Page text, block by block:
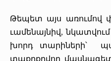
­Թե­պետ այս ա­ռու­մով
ւա­մե­նայ­նիվ,
խորդ տա­րի­նե­րի՝
տաքրքր­վող